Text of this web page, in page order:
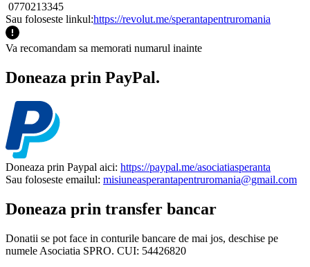
0770213345
Sau foloseste linkul:https://revolut.me/sperantapentruromania
Va recomandam sa memorati numarul inainte
Doneaza prin PayPal.
Doneaza prin Paypal aici: https://paypal.me/asociatiasperanta
Sau foloseste emailul: misiuneasperantapentruromania@gmail.com
Doneaza prin transfer bancar
Donatii se pot face in conturile bancare de mai jos, deschise pe
numele Asociatia SPRO. CUI: 54426820